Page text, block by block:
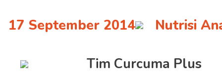
17 September 2014 Nutrisi
Tim Curcuma Plus